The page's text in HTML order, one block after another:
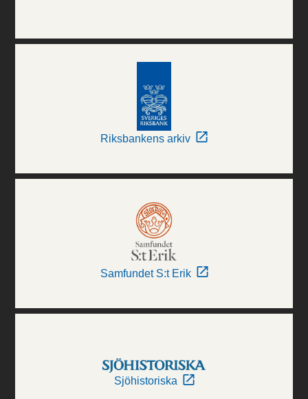
Riksbankens arkiv
Samfundet S:t Erik
Sjöhistoriska